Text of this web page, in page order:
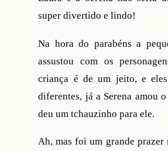
super divertido e lindo!
Na hora do parabéns a
assustou com os
criança é de um jeito, e eles
diferentes, já a Serena amou
deu um tchauzinho para ele.
Ah, mas foi um grande prazer